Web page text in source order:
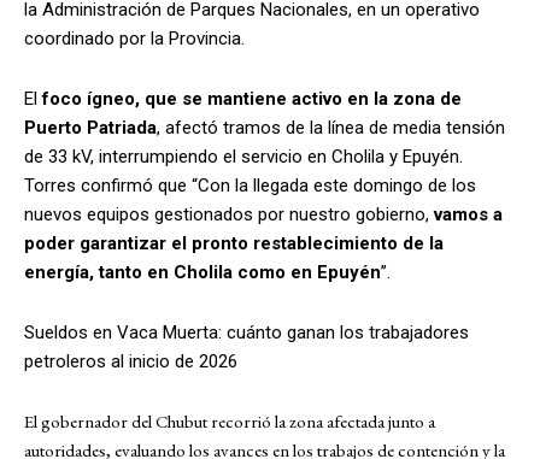
la Administración de Parques Nacionales, en un operativo
coordinado por la Provincia.
Elfoco ígneo, que se mantiene activo en la zona de
Puerto Patriada, afectó tramos de la línea de media tensión
de 33 kV, interrumpiendo el servicio en Cholila y Epuyén.
Torres confirmó que “Con la llegada este domingo de los
nuevos equipos gestionados por nuestro gobierno,vamos a
poder garantizar el pronto restablecimiento de la
energía, tanto en Cholila como en Epuyén”.
Sueldos en Vaca Muerta: cuánto ganan los trabajadores
petroleros al inicio de 2026
El gobernador del Chubut recorrió la zona afectada junto a
autoridades, evaluando los avances en los trabajos de contención y la